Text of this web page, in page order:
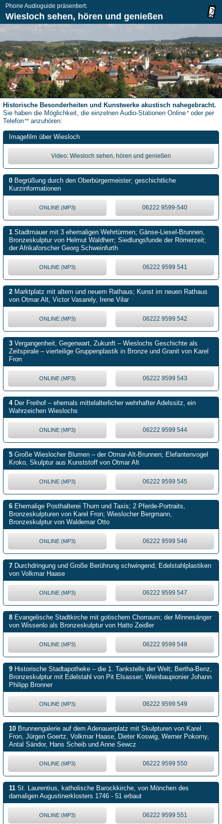
Phone Audioguide präsentiert:
Wiesloch sehen, hören und genießen
Historische Besonderheiten und Kunstwerke akustisch nahegebracht.
Sie haben die Möglichkeit, die einzelnen Audio-Stationen Online* oder per
Telefon** anzuhören:
Imagefilm über Wiesloch
Video: Wiesloch sehen, hören und genießen
0 Begrüßung durch den Oberbürgermeister; geschichtliche
Kurzinformationen
ONLINE (MP3) 06222 9599-540
1 Stadtmauer mit 3 ehemaligen Wehrtürmen; Gänse-Liesel-Brunnen,
Bronzeskulptur von Helmut Waldherr; Siedlungsfunde der Römerzeit;
der Afrikaforscher Georg Schweinfurth
ONLINE (MP3) 06222 9599 541
2 Marktplatz mit altem und neuem Rathaus; Kunst im neuen Rathaus
von Otmar Alt, Victor Vasarely, Irene Vilar
ONLINE (MP3) 06222 9599 542
3 Vergangenheit, Gegenwart, Zukunft – Wieslochs Geschichte als
Zeitspirale – vierteilige Gruppenplastik in Bronze und Granit von Karel
Fron
ONLINE (MP3) 06222 9599 543
4Der Freihof – ehemals mittelalterlicher wehrhafter Adelssitz, ein
Wahrzeichen Wieslochs
ONLINE (MP3) 06222 9599 544
5 Große Wieslocher Blumen – der Otmar-Alt-Brunnen; Elefantenvogel
Kroko, Skulptur aus Kunststoff von Otmar Alt
ONLINE (MP3) 06222 9599 545
6 Ehemalige Posthalterei Thurn und Taxis; 2 Pferde-Portraits,
Bronzeskulpturen von Karel Fron; Wieslocher Bergmann,
Bronzeskulptur von Waldemar Otto
ONLINE (MP3) 06222 9599 546
7 Durchdringung und Große Berührung schwingend, Edelstahlplastiken
von Volkmar Haase
ONLINE (MP3) 06222 9599 547
8 Evangelische Stadtkirche mit gotischem Chorraum; der Minnesänger
von Wissenlo als Bronzeskulptur von Hatto Zeidler
ONLINE (MP3) 06222 9599 548
9 Historische Stadtapotheke – die 1. Tankstelle der Welt; Bertha-Benz,
Bronzeskulptur mit Edelstahl von Pit Elsasser; Weinbaupionier Johann
Philipp Bronner
ONLINE (MP3) 06222 9599 549
10 Brunnengalerie auf dem Adenauerplatz mit Skulpturen von Karel
Fron, Jürgen Goertz, Volkmar Haase, Dieter Koswig, Werner Pokorny,
Antal Sándor, Hans Scheib und Anne Sewcz
ONLINE (MP3) 06222 9599 550
11 St. Laurentius, katholische Barockkirche, von Mönchen des
damaligen Augustinerklosters 1746 - 51 erbaut
ONLINE (MP3) 06222 9599 551